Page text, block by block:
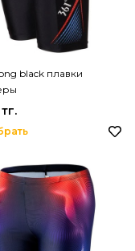
black плавки